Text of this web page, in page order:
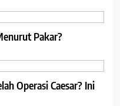
Pakar?
Operasi Caesar? Ini